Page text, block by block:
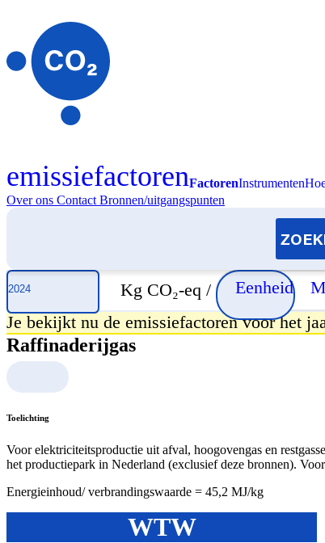
emissiefactorenFactorenInstrumenten
Over ons Contact Bronnen/uitgangspunten
Selecteer jaar
Kg CO₂-eq / Eenheid
Je bekijkt nu de emissiefactoren voor het
Raffinaderijgas
Toelichting
Voor elektriciteitsproductie uit afval, hoogovengas en
het productiepark in Nederland (exclusief deze bronnen).
Energieinhoud/ verbrandingswaarde = 45,2 MJ/kg
WTW